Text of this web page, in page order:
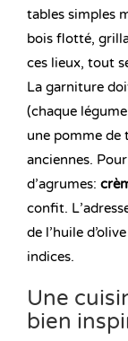
tables simples
bois flotté,
ces lieux, tout
La garniture
(chaque
une pomme de
anciennes.
d’agrumes:
confit.
de l’huile
indices.
Une
bien